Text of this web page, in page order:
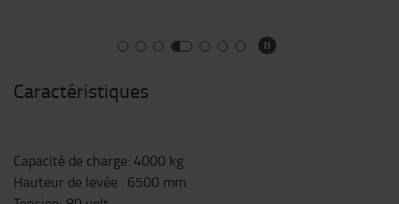
Caractéristiques
Capacité de charge: 4000 kg
Hauteur de levée : 6500 mm